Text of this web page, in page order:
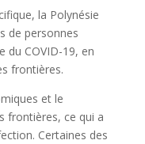
la Polynésie
de personnes
du COVID-19, en
frontières.
et le
frontières, ce qui a
Certaines des